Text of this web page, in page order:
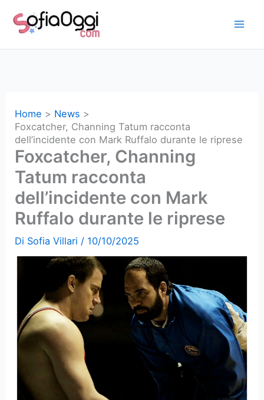
Home
News
Foxcatcher, Channing Tatum racconta
dell’incidente con Mark Ruffalo durante le riprese
Foxcatcher, Channing
Tatum racconta
dell’incidente con Mark
Ruffalo durante le riprese
Di Sofia Villari / 10/10/2025